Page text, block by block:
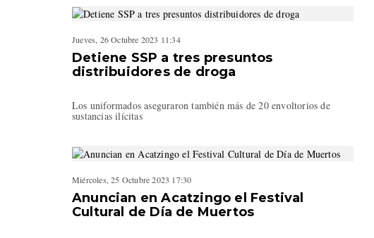
Jueves, 26 Octubre 2023 11:34
Detiene SSP a tres presuntos
distribuidores de droga
Los uniformados aseguraron también más de 20 envoltorios de
sustancias ilícitas
Miércoles, 25 Octubre 2023 17:30
Anuncian en Acatzingo el Festival
Cultural de Día de Muertos